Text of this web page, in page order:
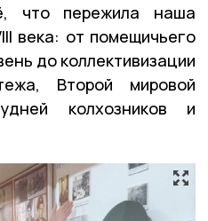
что пережила наша
века: от помещичьего
до коллективизации
Второй мировой
колхозников и